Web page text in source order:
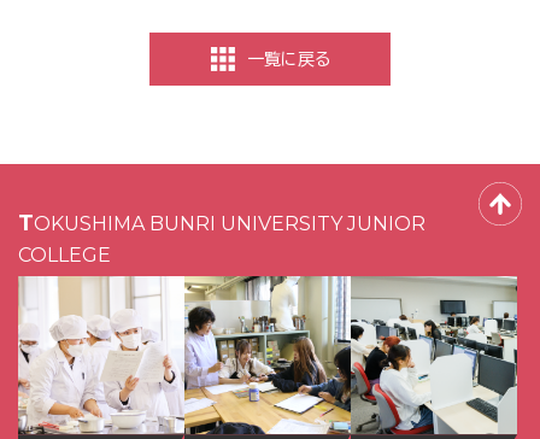
一覧に戻る
TOKUSHIMA BUNRI UNIVERSITY JUNIOR
COLLEGE